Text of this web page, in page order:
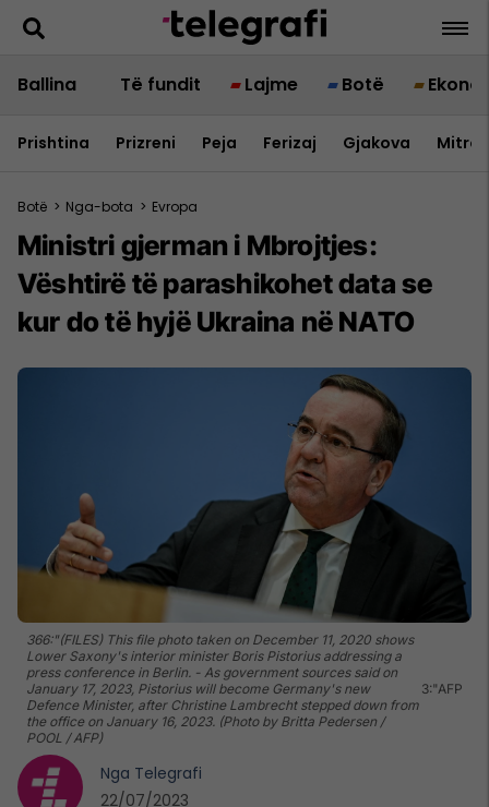
Ballina Të fundit Lajme Botë
Prishtina Prizreni Peja Ferizaj Gjakova
Botë > Nga-bota > Evropa
Ministri gjerman i Mbrojtjes:
Vështirë të parashikohet data se
kur do të hyjë Ukraina në NATO
366:"(FILES) This file photo taken on December 11, 2020 shows
Lower Saxony's interior minister Boris Pistorius addressing a
press conference in Berlin. - As government sources said on
January 17, 2023, Pistorius will become Germany's new
Defence Minister, after Christine Lambrecht stepped down from
the office on January 16, 2023. (Photo by Britta Pedersen /
POOL / AFP)
3:"AFP
Nga Telegrafi
22/07/2023